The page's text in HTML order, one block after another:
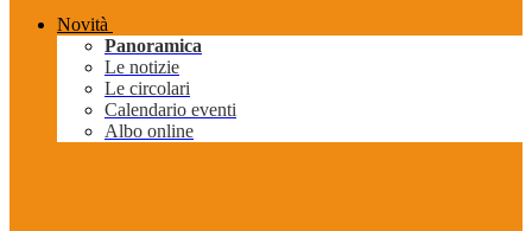
Novità
Panoramica
Le notizie
Le circolari
Calendario eventi
Albo online